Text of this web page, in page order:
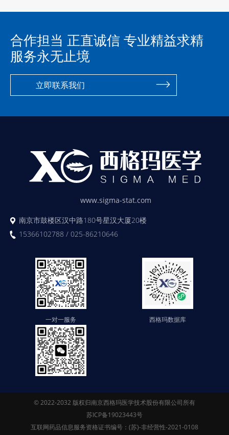
合作担当 正直诚信 专业精益求精
服务永无止境
立即联系我们
www.sigma-stat.com
南京市鼓楼区汉中路180号星汉大厦20楼
15366102788 / 025-86210646
一对一服务 西格玛数据库
© 2022-2032 版权归南京西格玛医学技术股份有限公司所有
苏ICP备19023443号
互联网药品信息服务资格证书编号：(苏)-非经营性-2021-0108